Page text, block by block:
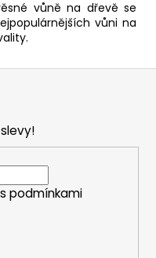
vůně na dřevě se
vůni na
podmínkami